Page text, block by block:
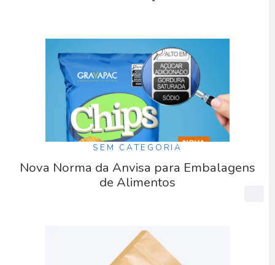
SEM CATEGORIA
Nova Norma da Anvisa para Embalagens
de Alimentos